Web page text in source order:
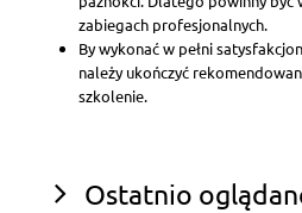
zabiegach profesjonalnych.
By wykonać w pełni
należy ukończyć
szkolenie.
Ostatnio